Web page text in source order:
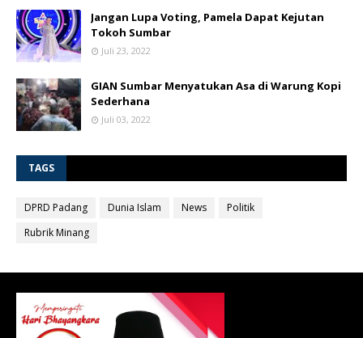
Jangan Lupa Voting, Pamela Dapat Kejutan
Tokoh Sumbar
Juli 23, 2022
GIAN Sumbar Menyatukan Asa di Warung Kopi
Sederhana
Juli 03, 2022
TAGS
DPRD Padang Dunia Islam News
Politik
Rubrik Minang